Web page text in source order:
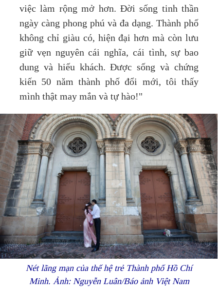
việc làm rộng mở hơn. Đời sống tinh thần
ngày càng phong phú và đa dạng. Thành phố
không chỉ giàu có, hiện đại hơn mà còn lưu
giữ vẹn nguyên cái nghĩa, cái tình, sự bao
dung và hiếu khách. Được sống và chứng
kiến 50 năm thành phố đổi mới, tôi thấy
mình thật may mắn và tự hào!"
Nét lãng mạn của thế hệ trẻ Thành phố Hồ Chí
Minh. Ảnh: Nguyễn Luân/Báo ảnh Việt Nam